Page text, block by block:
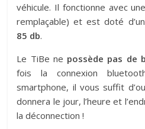
véhicule. Il fonctionne avec une
remplaçable) et est doté
85 db.
Le TiBe ne possède pas de
fois la connexion
smartphone, il vous suffit
donnera le jour, l’heure et
la déconnection !